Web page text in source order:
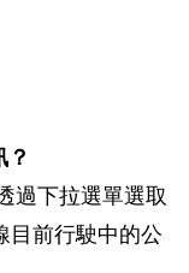
過下拉選單選取
目前行駛中的公